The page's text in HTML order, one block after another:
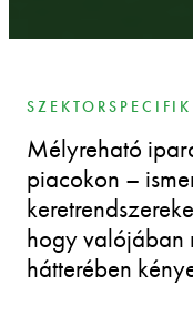
Mélyreható
piacokon –
hogy valójában
hátterében